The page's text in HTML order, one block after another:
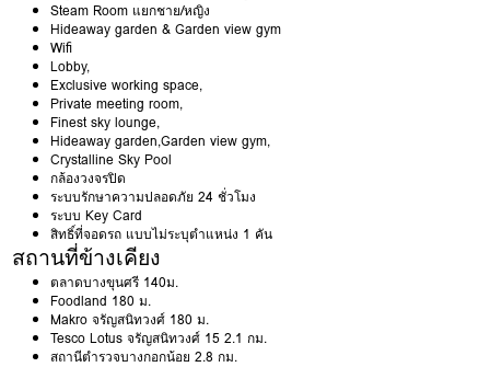
Steam Room แยกชาย/หญิง
Hideaway garden & Garden view gym
Wifi
Lobby,
Exclusive working space,
Private meeting room,
Finest sky lounge,
Hideaway garden,Garden view gym,
Crystalline Sky Pool
กล้องวงจรปิด
ระบบรักษาความปลอดภัย 24 ชั่วโมง
ระบบ Key Card
สิทธิ์ที่จอดรถ แบบไม่ระบุตำแหน่ง 1 คัน
สถานที่ข้างเคียง
ตลาดบางขุนศรี 140ม.
Foodland 180 ม.
Makro จรัญสนิทวงศ์ 180 ม.
Tesco Lotus จรัญสนิทวงศ์ 15 2.1 กม.
สถานีตำรวจบางกอกน้อย 2.8 กม.